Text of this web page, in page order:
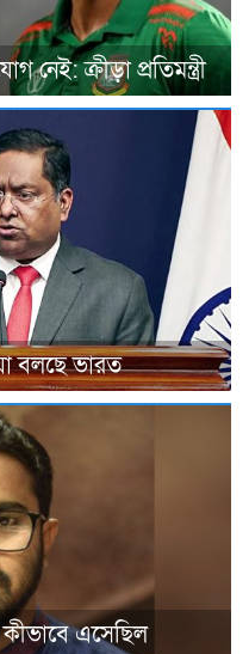
ক্রীড়া প্রতিমন্ত্রী
বলছে ভারত
এসেছিল